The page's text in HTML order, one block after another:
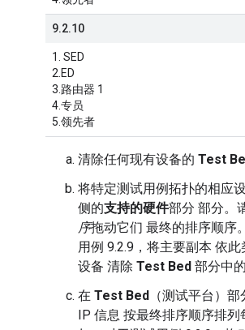
9.2.10
1. SED
2.ED
3.路由器 1
4.专员
5.领先者
清除任何现有设备的 Test
将特定测试用例拓扑的相应
侧的支持的硬件部分 部分。
序拖动它们 最终的排序顺序
用例 9.2.9，将主要副本 依
设备 清除 Test Bed 部分中
在 Test Bed （测试平台）
IP 信息 按最终排序顺序排列